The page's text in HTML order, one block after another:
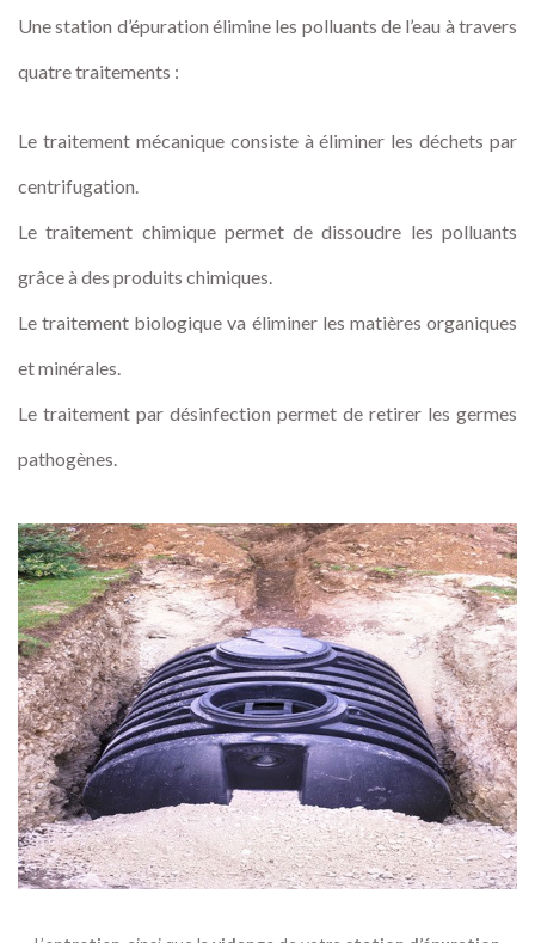
Une station d’épuration élimine les polluants de l’eau à travers
quatre traitements :
Le traitement mécanique consiste à éliminer les déchets par
centrifugation.
Le traitement chimique permet de dissoudre les polluants
grâce à des produits chimiques.
Le traitement biologique va éliminer les matières organiques
et minérales.
Le traitement par désinfection permet de retirer les germes
pathogènes.